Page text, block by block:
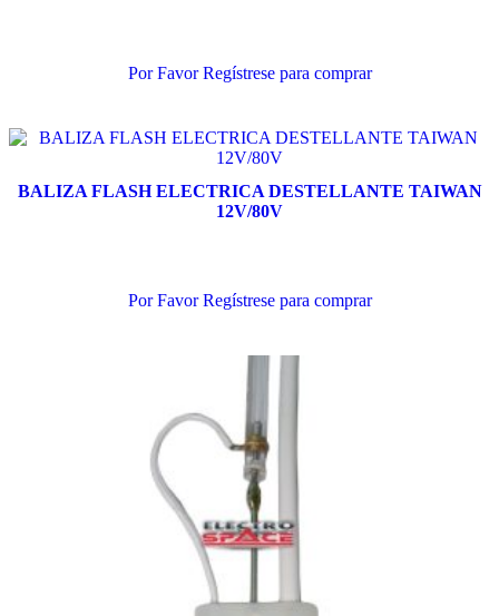
Por Favor Regístrese para comprar
BALIZA FLASH ELECTRICA DESTELLANTE TAIWAN
12V/80V
Por Favor Regístrese para comprar